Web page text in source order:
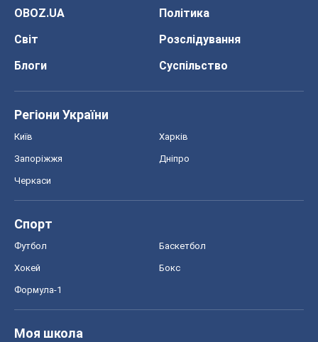
OBOZ.UA
Політика
Світ
Розслідування
Блоги
Суспільство
Регіони України
Київ Харків
Запоріжжя Дніпро
Черкаси
Спорт
Футбол Баскетбол
Хокей Бокс
Формула-1
Моя школа